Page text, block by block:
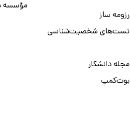
رزومه ساز
تست‌های شخصیت‌شناسی
مجله دانشکار
بوت‌کمپ
مؤسسه